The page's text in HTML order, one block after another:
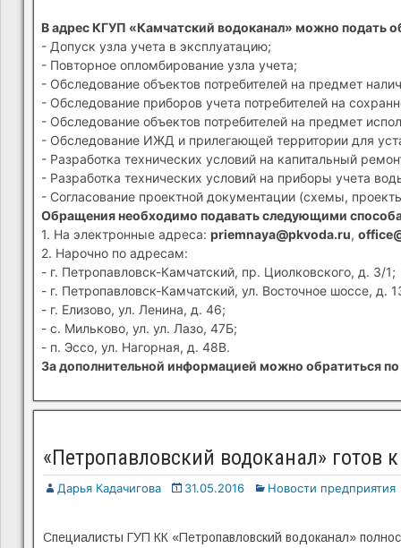
В адрес КГУП «Камчатский водоканал» можно подать
- Допуск узла учета в эксплуатацию;
- Повторное опломбирование узла учета;
- Обследование объектов потребителей на предмет
- Обследование приборов учета потребителей на
- Обследование объектов потребителей на предмет
- Обследование ИЖД и прилегающей территории для
- Разработка технических условий на капитальный
- Разработка технических условий на приборы учета
- Согласование проектной документации (схемы,
Обращения необходимо подавать следующими
1. На электронные адреса: priemnaya@pkvoda.ru,
2. Нарочно по адресам:
- г. Петропавловск-Камчатский, пр. Циолковского, д. 3/1;
- г. Петропавловск-Камчатский, ул. Восточное шоссе, д.
- г. Елизово, ул. Ленина, д. 46;
- с. Мильково, ул. ул. Лазо, 47Б;
- п. Эссо, ул. Нагорная, д. 48В.
За дополнительной информацией можно обратиться
«Петропавловский водоканал»
Дарья Кадачигова 31.05.2016 Новости предприятия
Специалисты ГУП КК «Петропавловский водоканал»